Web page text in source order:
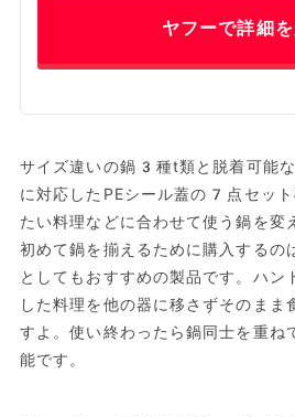
ヤフーで詳細
サイズ違いの鍋3種t類と脱着可能
に対応したPEシール蓋の7点セット
たい料理などに合わせて使う鍋を変
初めて鍋を揃えるために購入するの
としてもおすすめの製品です。ハン
した料理を他の器に移さずそのまま
すよ。使い終わったら鍋同士を重ね
能です。